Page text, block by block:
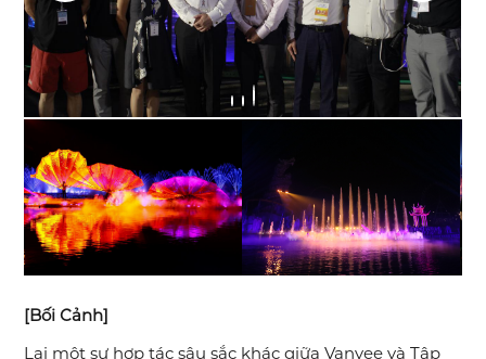
[Bối Cảnh]
Lại một sự hợp tác sâu sắc khác giữa Vanyee và Tập